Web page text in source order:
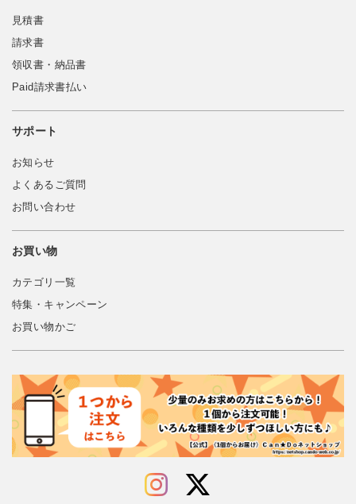
見積書
請求書
領収書・納品書
Paid請求書払い
サポート
お知らせ
よくあるご質問
お問い合わせ
お買い物
カテゴリ一覧
特集・キャンペーン
お買い物かご